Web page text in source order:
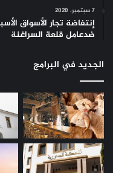
7 سبتمبر، 2020
إنتفاضة تجار الأسواق
ضدعامل قلعة السراغنة
الجديد في البرامج